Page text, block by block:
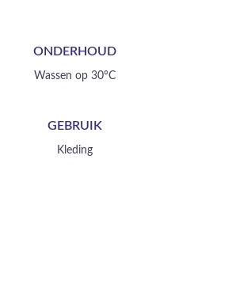
ONDERHOUD
Wassen op 30°C
GEBRUIK
Kleding